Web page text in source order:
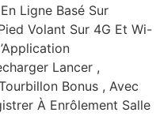
Ligne Basé Sur
Volant Sur 4G Et Wi-
Lancer ,
Bonus , Avec
À Enrôlement Salle